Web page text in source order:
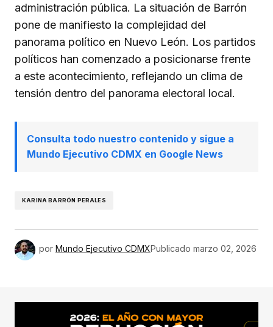
administración pública. La situación de Barrón
pone de manifiesto la complejidad del
panorama político en Nuevo León. Los partidos
políticos han comenzado a posicionarse frente
a este acontecimiento, reflejando un clima de
tensión dentro del panorama electoral local.
Consulta todo nuestro contenido y sigue a
Mundo Ejecutivo CDMX en Google News
KARINA BARRÓN PERALES
por Mundo Ejecutivo CDMXPublicado marzo 02, 2026